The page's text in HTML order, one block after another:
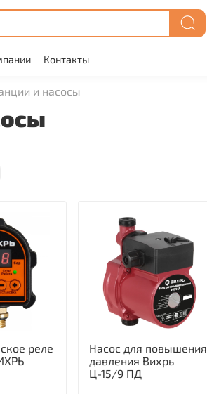
Контакты
и насосы
реле
Насос для повышения
давления Вихрь
Ц-15/9 ПД